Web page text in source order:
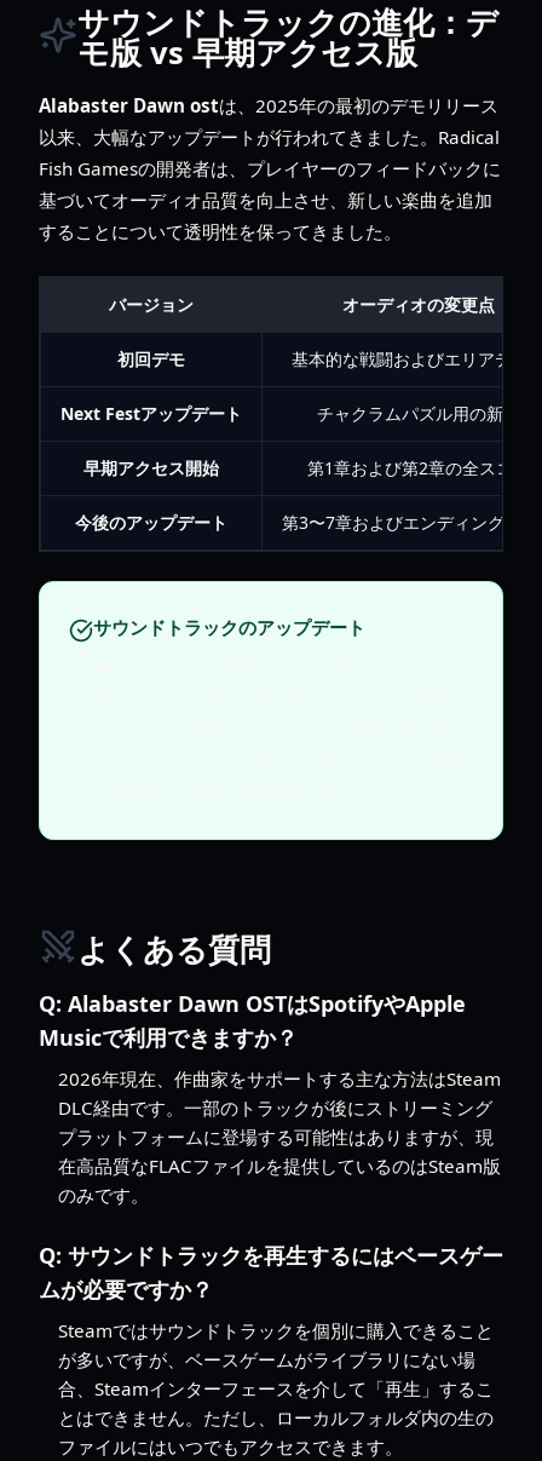
サウンドトラックの進化：デ
モ版 vs 早期アクセス版
Alabaster Dawn ostは、2025年の最初のデモリリース
以来、大幅なアップデートが行われてきました。Radical
Fish Gamesの開発者は、プレイヤーのフィードバックに
基づいてオーディオ品質を向上させ、新しい楽曲を追加
することについて透明性を保ってきました。
バージョン オーディオの変更点
初回デモ 基本的な戦闘およびエリアテー
Next Festアップデート チャクラムパズル用の新曲
早期アクセス開始 第1章および第2章の全スコア
今後のアップデート 第3〜7章およびエンディングテ
サウンドトラックのアップデート
よくある質問
Q: Alabaster Dawn OSTはSpotifyやApple
Musicで利用できますか？
2026年現在、作曲家をサポートする主な方法はSteam
DLC経由です。一部のトラックが後にストリーミング
プラットフォームに登場する可能性はありますが、現
在高品質なFLACファイルを提供しているのはSteam版
のみです。
Q: サウンドトラックを再生するにはベースゲー
ムが必要ですか？
Steamではサウンドトラックを個別に購入できること
が多いですが、ベースゲームがライブラリにない場
合、Steamインターフェースを介して「再生」するこ
とはできません。ただし、ローカルフォルダ内の生の
ファイルにはいつでもアクセスできます。